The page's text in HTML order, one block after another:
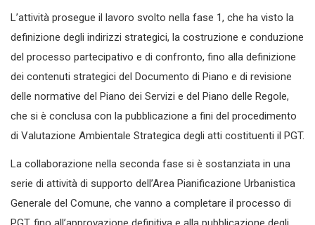
L’attività prosegue il lavoro svolto nella fase 1, che ha visto la
definizione degli indirizzi strategici, la costruzione e conduzione
del processo partecipativo e di confronto, fino alla definizione
dei contenuti strategici del Documento di Piano e di revisione
delle normative del Piano dei Servizi e del Piano delle Regole,
che si è conclusa con la pubblicazione a fini del procedimento
di Valutazione Ambientale Strategica degli atti costituenti il PGT.
La collaborazione nella seconda fase si è sostanziata in una
serie di attività di supporto dell’Area Pianificazione Urbanistica
Generale del Comune, che vanno a completare il processo di